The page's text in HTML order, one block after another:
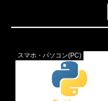
スマホ・パソコン(PC)